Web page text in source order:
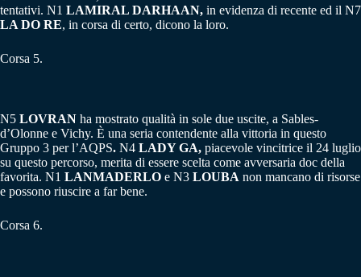
tentativi. N1 LAMIRAL DARHAAN, in evidenza di recente ed il N7
LA DO RE, in corsa di certo, dicono la loro.
Corsa 5.
N5 LOVRAN ha mostrato qualità in sole due uscite, a Sables-
d’Olonne e Vichy. È una seria contendente alla vittoria in questo
Gruppo 3 per l’AQPS. N4 LADY GA, piacevole vincitrice il 24 luglio
su questo percorso, merita di essere scelta come avversaria doc della
favorita. N1 LANMADERLO e N3 LOUBA non mancano di risorse
e possono riuscire a far bene.
Corsa 6.